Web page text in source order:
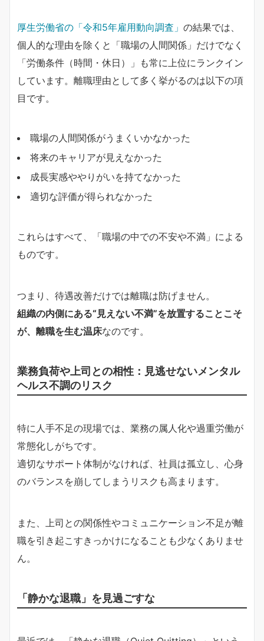
厚生労働省の「令和5年雇用動向調査」 の結果では、
個人的な理由を除くと「職場の人間関係」だけでなく
「労働条件（時間・休日）」も常に上位にランクイン
しています。離職理由として多く挙がるのは以下の項
目です。
職場の人間関係がうまくいかなかった
将来のキャリアが見えなかった
成長実感ややりがいを持てなかった
適切な評価が得られなかった
これらはすべて、「職場の中での不安や不満」による
ものです。
つまり、待遇改善だけでは離職は防げません。
組織の内側にある“見えない不満”を放置することこそ
が、離職を生む温床なのです。
業務負荷や上司との相性：見逃せないメンタル
ヘルス不調のリスク
特に人手不足の現場では、業務の属人化や過重労働が
常態化しがちです。
適切なサポート体制がなければ、社員は孤立し、心身
のバランスを崩してしまうリスクも高まります。
また、上司との関係性やコミュニケーション不足が離
職を引き起こすきっかけになることも少なくありませ
ん。
「静かな退職」を見過ごすな